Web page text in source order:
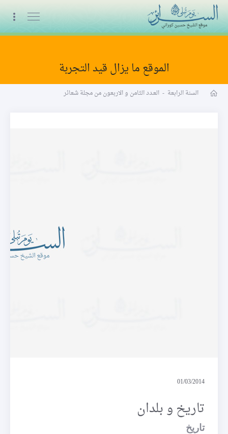
البث المباشر
الموقع ما يزال قيد التجربة
السنة الرابعة - العـدد الثامن و الاربعون من مجلة شعائر
01/03/2014
تاريخ و بلدان
تاريخ